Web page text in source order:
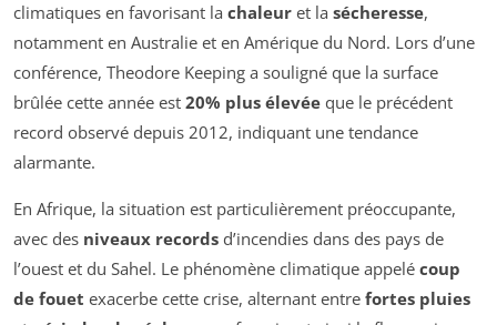
climatiques en favorisant la chaleur et la sécheresse,
notamment en Australie et en Amérique du Nord. Lors d’une
conférence, Theodore Keeping a souligné que la surface
brûlée cette année est 20% plus élevée que le précédent
record observé depuis 2012, indiquant une tendance
alarmante.
En Afrique, la situation est particulièrement préoccupante,
avec des niveaux records d’incendies dans des pays de
l’ouest et du Sahel. Le phénomène climatique appelé coup
de fouet exacerbe cette crise, alternant entre fortes pluies